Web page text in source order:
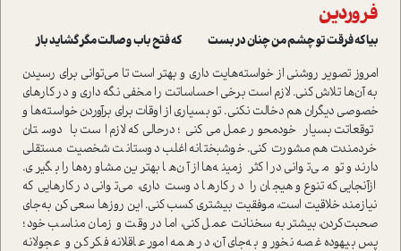
فروردین
بیا که فرقت تو چشم من چنان در بست که فتح باب وصالت مگر گشاید باز
امروز تصویر روشنی از خواسته‌هایت داری و بهتر است تا می‌توانی برای رسیدن
به آن‌ها تلاش کنی. لازم است برخی احساساتت را مخفی نگه داری و در کارهای
خصوصی دیگران هم دخالت نکنی. تو بسیاری از اوقات برای برآوردن خواسته‌ها و
توقعاتت بسیار خودمحور عمل می‌کنی؛ درحالی‌که لازم است با دوستان
خردمندت هم مشورت کنی. خوشبختانه اغلب دوستانت شخصیت مستقلی
دارند و تو می‌توانی در اکثر زمینه‌ها از آن‌ها بهترین مشاوره‌ها را بگیری.
ازآنجایی‌که تنوع و هیجان را در کارها دوست داری، می‌توانی در کارهایی که
نیازمند خلاقیت است، موفقیت بیشتری کسب کنی. این روزها سعی کن به‌جای
صحبت‌کردن، بیشتر به سخنانت عمل کنی، اما در وقت و زمان مناسب خود؛
پس بیهوده غصه نخور و به‌جای آن، در همه امور عاقلانه فکر کن و عجولانه